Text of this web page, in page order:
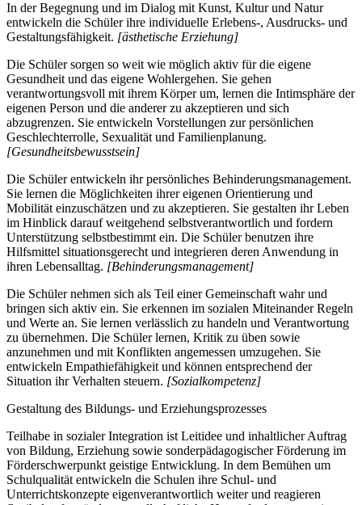
In der Begegnung und im Dialog mit Kunst, Kultur und Natur
entwickeln die Schüler ihre individuelle Erlebens-, Ausdrucks- und
Gestaltungsfähigkeit. [ästhetische Erziehung]
Die Schüler sorgen so weit wie möglich aktiv für die eigene
Gesundheit und das eigene Wohlergehen. Sie gehen
verantwortungsvoll mit ihrem Körper um, lernen die Intimsphäre der
eigenen Person und die anderer zu akzeptieren und sich
abzugrenzen. Sie entwickeln Vorstellungen zur persönlichen
Geschlechterrolle, Sexualität und Familienplanung.
[Gesundheitsbewusstsein]
Die Schüler entwickeln ihr persönliches Behinderungsmanagement.
Sie lernen die Möglichkeiten ihrer eigenen Orientierung und
Mobilität einzuschätzen und zu akzeptieren. Sie gestalten ihr Leben
im Hinblick darauf weitgehend selbstverantwortlich und fordern
Unterstützung selbstbestimmt ein. Die Schüler benutzen ihre
Hilfsmittel situationsgerecht und integrieren deren Anwendung in
ihren Lebensalltag. [Behinderungsmanagement]
Die Schüler nehmen sich als Teil einer Gemeinschaft wahr und
bringen sich aktiv ein. Sie erkennen im sozialen Miteinander Regeln
und Werte an. Sie lernen verlässlich zu handeln und Verantwortung
zu übernehmen. Die Schüler lernen, Kritik zu üben sowie
anzunehmen und mit Konflikten angemessen umzugehen. Sie
entwickeln Empathiefähigkeit und können entsprechend der
Situation ihr Verhalten steuern. [Sozialkompetenz]
Gestaltung des Bildungs- und Erziehungsprozesses
Teilhabe in sozialer Integration ist Leitidee und inhaltlicher Auftrag
von Bildung, Erziehung sowie sonderpädagogischer Förderung im
Förderschwerpunkt geistige Entwicklung. In dem Bemühen um
Schulqualität entwickeln die Schulen ihre Schul- und
Unterrichtskonzepte eigenverantwortlich weiter und reagieren